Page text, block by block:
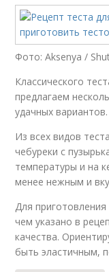
Фото: Aksenya /
Классического
предлагаем
удачных вариантов.
Из всех видов
чебуреки с
температуры и на
менее нежным и
Для
чем указано в
качества.
быть эластичным,